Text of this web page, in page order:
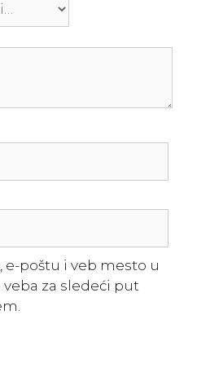
e-poštu i veb mesto u
za sledeći put